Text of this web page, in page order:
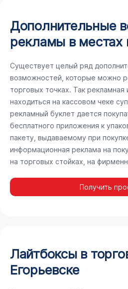
Дополнительные
рекламы в
Существует целый ряд
возможностей, которые можно
торговых точках. Так
находиться на кассовом чеке
рекламный буклет дается
бесплатного приложения к
пакету, выдаваемому при
информационная реклама на
на торговых стойках, на
Получить
Лайтбоксы в
Егорьевске